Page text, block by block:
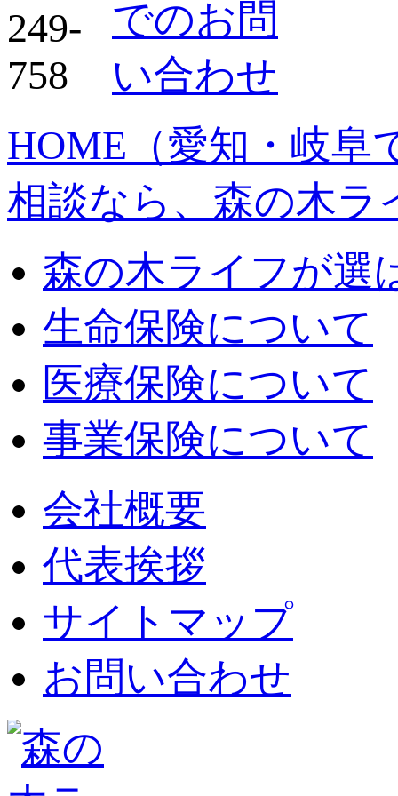
HOME （愛知・岐
相談なら、森の木ラ
森の木ライフが選
生命保険について
医療保険について
事業保険について
会社概要
代表挨拶
サイトマップ
お問い合わせ